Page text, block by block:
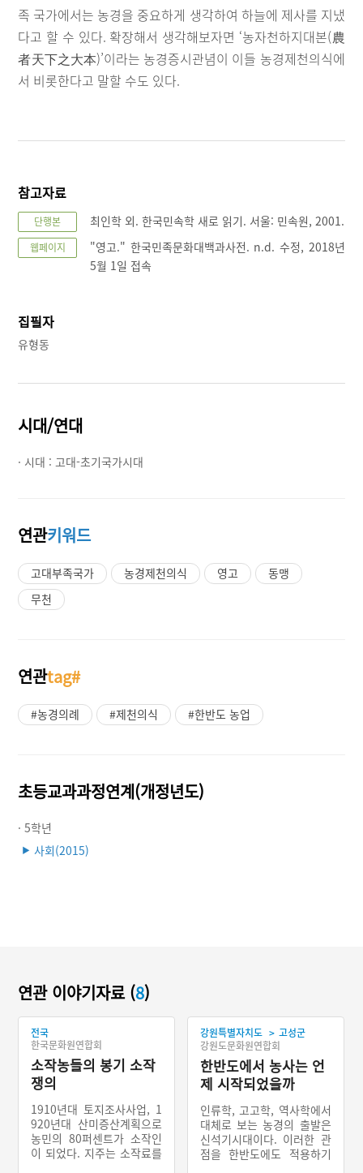
족 국가에서는 농경을 중요하게 생각하여 하늘에 제사를 지냈
다고 할 수 있다. 확장해서 생각해보자면 ‘농자천하지대본(農
者天下之大本)’이라는 농경증시관념이 이들 농경제천의식에
서 비롯한다고 말할 수도 있다.
참고자료
단행본 최인학 외. 한국민속학 새로 읽기. 서울: 민속원, 2001.
웹페이지
"영고." 한국민족문화대백과사전. n.d. 수정, 2018년
5월 1일 접속
집필자
유형동
시대/연대
· 시대 :고대-초기국가시대
연관키워드
고대부족국가 농경제천의식 영고
동맹
무천
연관tag#
#농경의례 #제천의식 #한반도 농업
초등교과과정연계(개정년도)
· 5학년
▶ 사회(2015)
연관 이야기자료 (8)
전국
한국문화원연합회
소작농들의 봉기 소작
쟁의
1910년대 토지조사사업, 1
920년대 산미증산계획으로
농민의 80퍼센트가 소작인
이 되었다. 지주는 소작료를
강원특별자치도 > 고성군
강원도문화원연합회
한반도에서 농사는 언
제 시작되었을까
인류학, 고고학, 역사학에서
대체로 보는 농경의 출발은
신석기시대이다. 이러한 관
점을 한반도에도 적용하기